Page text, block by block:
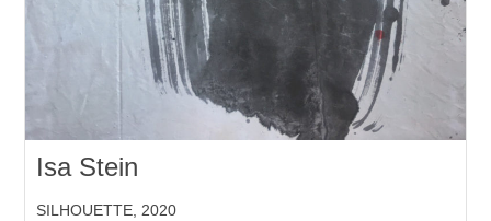
Isa Stein
SILHOUETTE, 2020